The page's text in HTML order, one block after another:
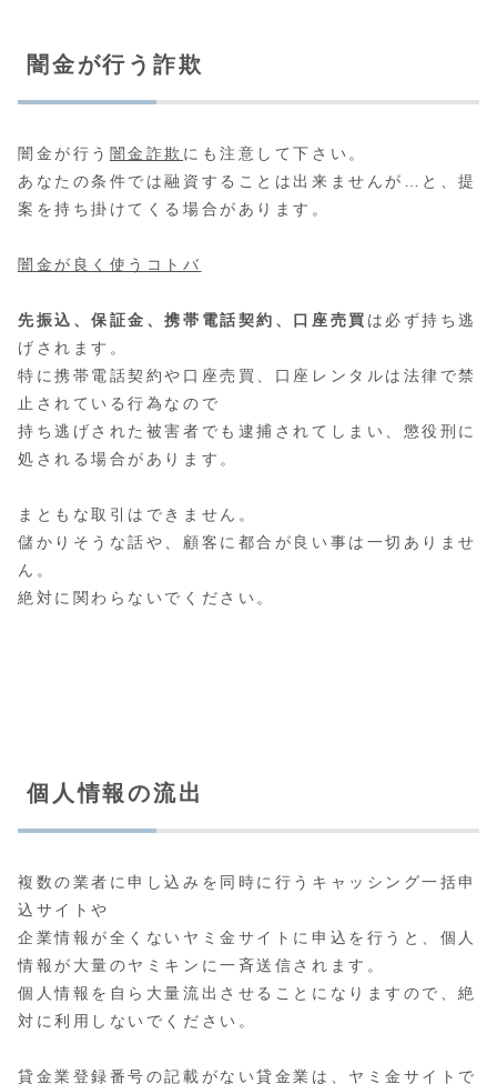
闇金が行う詐欺
闇金が行う 闇金詐欺 にも注意して下さい。
あなたの条件では融資することは出来ませんが…と、提
案を持ち掛けてくる場合があります。
闇金が良く使うコトバ
先振込、保証金、携帯電話契約、口座売買 は必ず持ち逃
げされます。
特に携帯電話契約や口座売買、口座レンタルは法律で禁
止されている行為なので
持ち逃げされた被害者でも逮捕されてしまい、懲役刑に
処される場合があります。
まともな取引はできません。
儲かりそうな話や、顧客に都合が良い事は一切ありませ
ん。
絶対に関わらないでください。
個人情報の流出
複数の業者に申し込みを同時に行うキャッシング一括申
込サイトや
企業情報が全くないヤミ金サイトに申込を行うと、個人
情報が大量のヤミキンに一斉送信されます。
個人情報を自ら大量流出させることになりますので、絶
対に利用しないでください。
貸金業登録番号の記載がない貸金業は、ヤミ金サイトで